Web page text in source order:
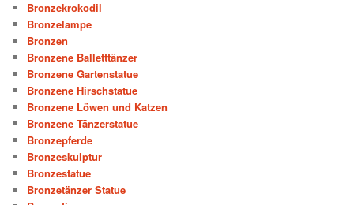
Bronzekrokodil
Bronzelampe
Bronzen
Bronzene Balletttänzer
Bronzene Gartenstatue
Bronzene Hirschstatue
Bronzene Löwen und Katzen
Bronzene Tänzerstatue
Bronzepferde
Bronzeskulptur
Bronzestatue
Bronzetänzer Statue